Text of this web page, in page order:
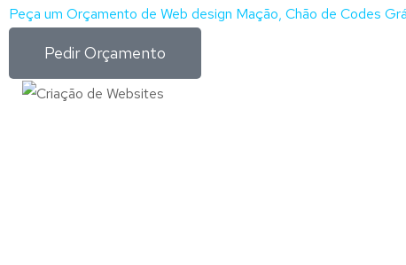
Peça um Orçamento de Web design Mação, Chão de Codes
Pedir Orçamento